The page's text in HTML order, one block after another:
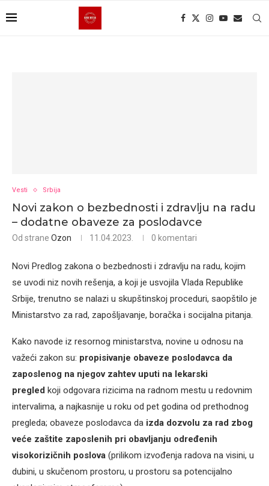
Vesti Srbija
Novi zakon o bezbednosti i zdravlju na radu
– dodatne obaveze za poslodavce
Od strane Ozon 11.04.2023. 0 komentari
Novi Predlog zakona o bezbednosti i zdravlju na radu, kojim
se uvodi niz novih rešenja, a koji je usvojila Vlada Republike
Srbije, trenutno se nalazi u skupštinskoj proceduri, saopštilo je
Ministarstvo za rad, zapošljavanje, boračka i socijalna pitanja.
Kako navode iz resornog ministarstva, novine u odnosu na
važeći zakon su: propisivanje obaveze poslodavca da
zaposlenog na njegov zahtev uputi na lekarski
pregled koji odgovara rizicima na radnom mestu u redovnim
intervalima, a najkasnije u roku od pet godina od prethodnog
pregleda; obaveze poslodavca da izda dozvolu za rad zbog
veće zaštite zaposlenih pri obavljanju određenih
visokorizičnih poslova (prilikom izvođenja radova na visini, u
dubini, u skučenom prostoru, u prostoru sa potencijalno